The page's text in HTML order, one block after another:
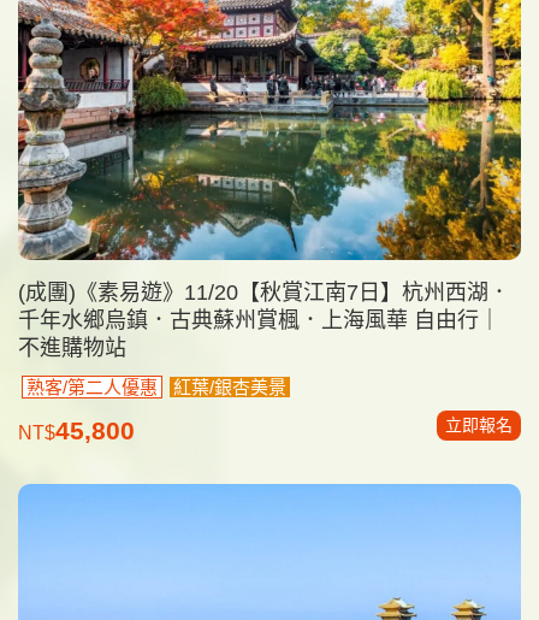
(成團)《素易遊》11/20【秋賞江南7日】杭州西湖．
千年水鄉烏鎮．古典蘇州賞楓．上海風華 自由行｜
不進購物站
熟客/第二人優惠 紅葉/銀杏美景
NT$45,800 立即報名